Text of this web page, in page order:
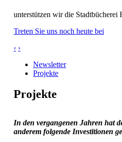
unterstützen wir die Stadtbücherei
Treten Sie uns noch heute bei
‹ ›
Newsletter
Projekte
Projekte
In den vergangenen Jahren hat
anderem folgende Investitionen